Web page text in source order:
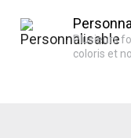
Plusieurs
coloris et